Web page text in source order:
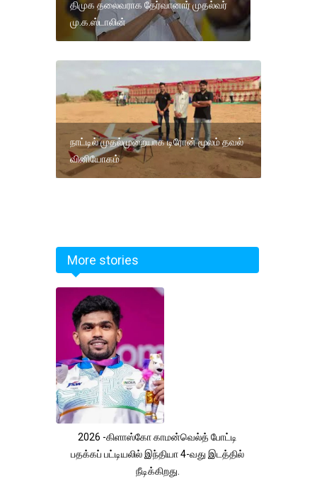
திமுக தலைவராக தேர்வானார் முதல்வர்
மு.க.ஸ்டாலின்
நாட்டில் முதல்முறையாக டிரோன் மூலம் தவல்
வினியோகம்
More stories
2026 -கிளாஸ்கோ காமன்வெல்த் போட்டி
பதக்கப் பட்டியலில் இந்தியா 4-வது இடத்தில்
நீடிக்கிறது.